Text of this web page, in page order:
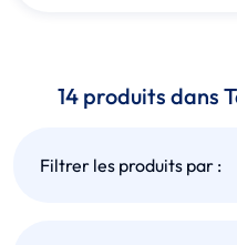
14 produits dans
Filtrer les produits par :